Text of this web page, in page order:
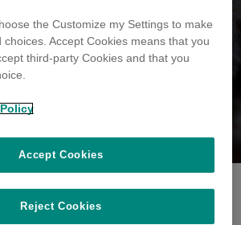
partagent leur histoire
the Customize my Settings to make
choices. Accept Cookies means that you
third-party Cookies and that you
Reject Cookies
Accept Cookies